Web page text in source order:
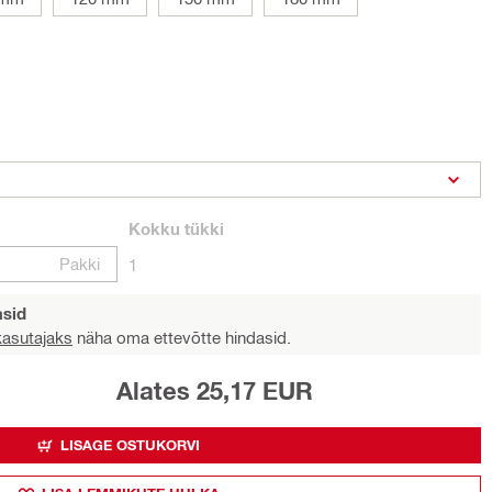
Pakki
Kokku tükki
1
näha oma ettevõtte hindasid.
Alates 25,17 EUR
LISAGE OSTUKORVI